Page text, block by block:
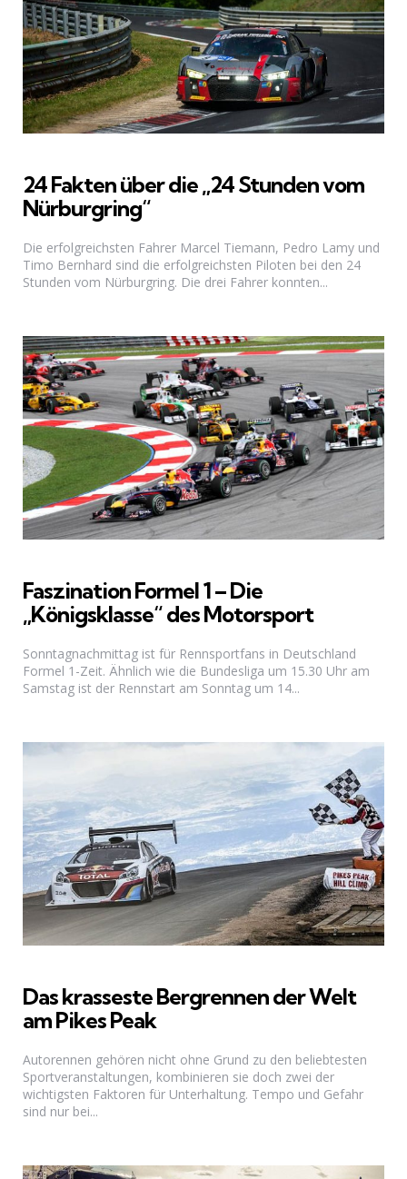
24 Fakten über die „24 Stunden vom
Nürburgring“
Die erfolgreichsten Fahrer Marcel Tiemann, Pedro Lamy und
Timo Bernhard sind die erfolgreichsten Piloten bei den 24
Stunden vom Nürburgring. Die drei Fahrer konnten...
Faszination Formel 1 – Die
„Königsklasse“ des Motorsport
Sonntagnachmittag ist für Rennsportfans in Deutschland
Formel 1-Zeit. Ähnlich wie die Bundesliga um 15.30 Uhr am
Samstag ist der Rennstart am Sonntag um 14...
Das krasseste Bergrennen der Welt
am Pikes Peak
Autorennen gehören nicht ohne Grund zu den beliebtesten
Sportveranstaltungen, kombinieren sie doch zwei der
wichtigsten Faktoren für Unterhaltung. Tempo und Gefahr
sind nur bei...